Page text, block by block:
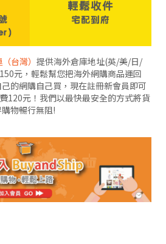
台灣） 提供海外倉庫地址(英/美/日/
元，輕鬆幫您把海外網購商品運回
的網購自己買，現在註冊新會員即可
120元！我們以最快最安全的方式將貨
物暢行無阻!